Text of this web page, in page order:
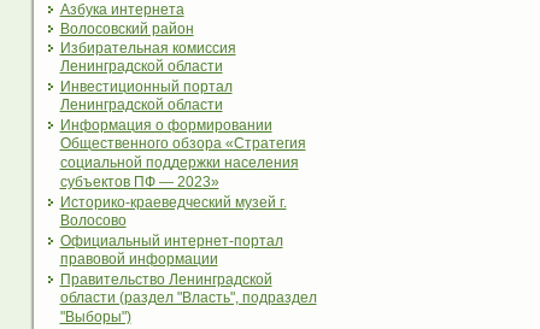
Азбука интернета
Волосовский район
Избирательная комиссия
Ленинградской области
Инвестиционный портал
Ленинградской области
Информация о формировании
Общественного обзора «Стратегия
социальной поддержки населения
субъектов ПФ — 2023»
Историко-краеведческий музей г.
Волосово
Официальный интернет-портал
правовой информации
Правительство Ленинградской
области (раздел "Власть", подраздел
"Выборы")